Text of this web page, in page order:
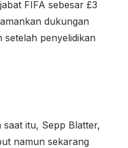
FIFA sebesar £3
dukungan
setelah penyelidikan
saat itu, Sepp Blatter,
namun sekarang